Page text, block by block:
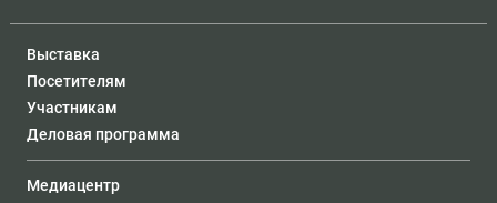
Выставка
Посетителям
Участникам
Деловая программа
Медиацентр